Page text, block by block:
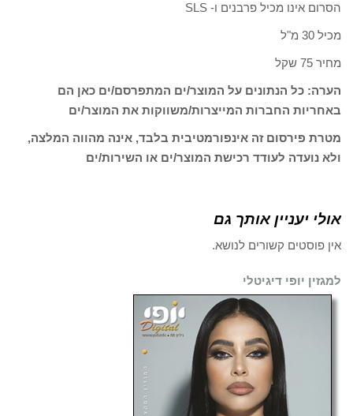
הסרום אינו מכיל פרבנים ו- SLS
מכיל 30 מ"ל
מחיר 75 שקל
הערה: כל הנתונים על המוצר/ים המתפרסם/ים כאן הם
באחריות החברות המייצרות/משווקות את המוצר/ים
מטרת פירסום זה אינפורמטיבית בלבד, אינה מהווה המלצה,
ולא נועדה לעודד רכישת המוצר/ים או השירות/ים
אולי יעניין אותך גם
אין פוסטים קשורים לנושא.
למגזין יופי דיגיטלי